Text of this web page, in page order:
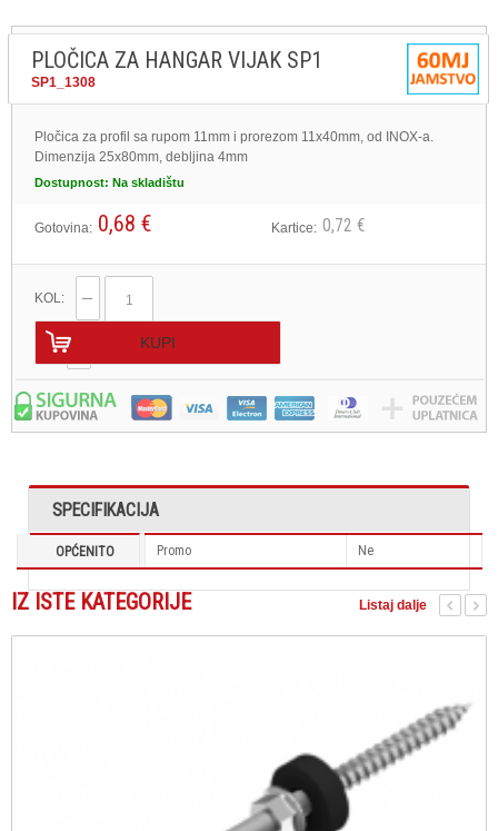
PLOČICA ZA HANGAR VIJAK SP1
SP1_1308
Pločica za profil sa rupom 11mm i prorezom 11x40mm, od INOX-a.
Dimenzija 25x80mm, debljina 4mm
Dostupnost: Na skladištu
Gotovina: 0,68 € Kartice: 0,72 €
KOL:
KUPI
SPECIFIKACIJA
OPĆENITO Promo Ne
IZ ISTE KATEGORIJE Listaj dalje